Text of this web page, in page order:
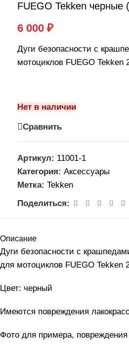
FUEGO Tekken
6 000 ₽
Дуги безопасности с
мотоциклов FUEGO Tekken
Нет в наличии
Сравнить
Артикул: 11001-1
Категория: Аксессуары
Метка: Tekken
Поделиться:
Описание
Дуги безопасности с
для мотоциклов FUEGO
Цвет: черный
Имеются повреждения
Фото для примера,